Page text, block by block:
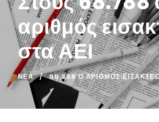
αριθμός
στα ΑΕΙ
ΝΈΑ 68.788 Ο ΑΡΙΘΜΌΣ